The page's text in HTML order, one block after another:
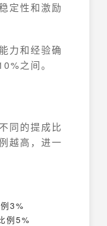
定性和激励
力和经验确
之间。
同的提成比
越高，进一
3%
例5%